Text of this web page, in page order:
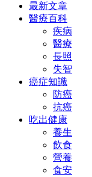
最新文章
醫療百科
疾病
醫療
長照
失智
癌症知識
防癌
抗癌
吃出健康
養生
飲食
營養
食安